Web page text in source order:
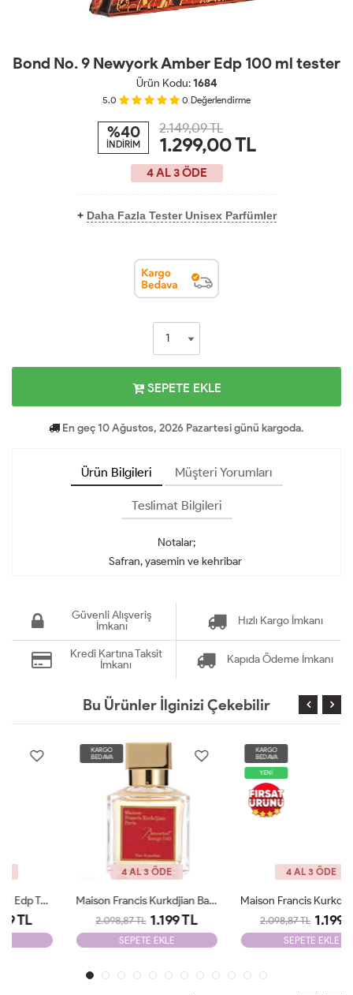
Bond No. 9 Newyork Amber Edp 100 ml tester
Ürün Kodu:1684
5.0 0 Değerlendirme
%40
İNDİRİM
2.149,09 TL
1.299,00TL
4 AL 3 ÖDE
+ Daha Fazla Tester Unisex Parfümler
SEPETE EKLE
En geç 10 Ağustos, 2026 Pazartesi günü kargoda.
Ürün Bilgileri Müşteri Yorumları
Teslimat Bilgileri
Notalar;
Safran, yasemin ve kehribar
Güvenli Alışveriş
İmkanı
Hızlı Kargo İmkanı
Kredi Kartına Taksit
İmkanı
Kapıda Ödeme İmkanı
Bu Ürünler İlginizi Çekebilir
KARGO
BEDAVA
4 AL 3 ÖDE
Maison Francis Kurkdjian Baccarat 70 Ml EDP Unisex Tester
1.199 TL
SEPETE EKLE
KARGO
BEDAVA
Maison Francis Kurkdjian Baccarat 540 Etrait De 70ml Unisex Tester
1.199 TL
SEPETE EKLE